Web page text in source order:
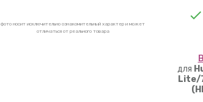
фото носит исключительно ознакомительный характер и может
отличаться от реального товара
для
Lite/